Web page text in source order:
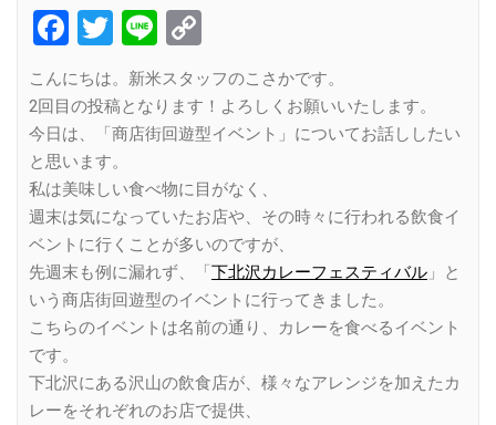
Facebook
Twitter
Line
Link
こんにちは。新米スタッフのこさかです。
2回目の投稿となります！よろしくお願いいたします。
今日は、「商店街回遊型イベント」についてお話ししたい
と思います。
私は美味しい食べ物に目がなく、
週末は気になっていたお店や、その時々に行われる飲食イ
ベントに行くことが多いのですが、
先週末も例に漏れず、「下北沢カレーフェスティバル 」と
いう商店街回遊型のイベントに行ってきました。
こちらのイベントは名前の通り、カレーを食べるイベント
です。
下北沢にある沢山の飲食店が、様々なアレンジを加えたカ
レーをそれぞれのお店で提供、